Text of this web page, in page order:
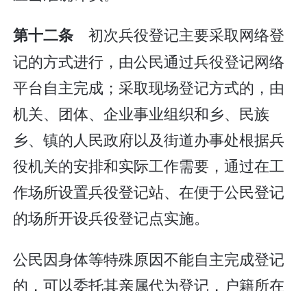
第十二条初次兵役登记主要采取网络登
记的方式进行，由公民通过兵役登记网络
平台自主完成；采取现场登记方式的，由
机关、团体、企业事业组织和乡、民族
乡、镇的人民政府以及街道办事处根据兵
役机关的安排和实际工作需要，通过在工
作场所设置兵役登记站、在便于公民登记
的场所开设兵役登记点实施。
公民因身体等特殊原因不能自主完成登记
的，可以委托其亲属代为登记，户籍所在